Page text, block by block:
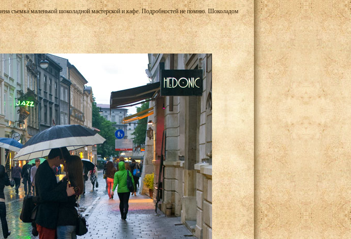
съемка маленькой шоколадной мастерской и кафе. Подробностей не помню. Шоколадом